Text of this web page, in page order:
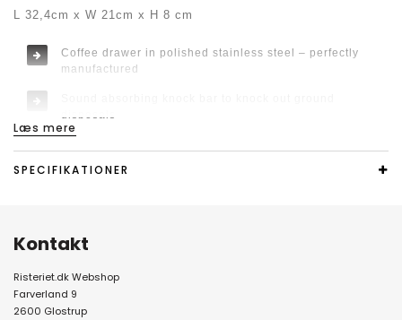
L 32,4cm x W 21cm x H 8 cm
Coffee drawer in polished stainless steel – perfectly
manufactured
disposals
New design
Læs mere
SPECIFIKATIONER
Kontakt
Risteriet.dk Webshop
Farverland 9
2600 Glostrup